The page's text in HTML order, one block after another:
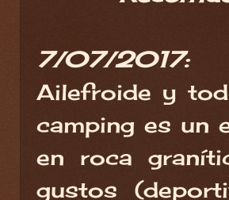
7/07/2017:
Ailefroide y
camping es un
en roca
gustos